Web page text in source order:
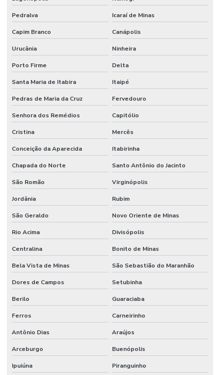
Pedralva Icaraí de Minas
Capim Branco Canápolis
Urucânia Ninheira
Porto Firme Delta
Santa Maria de Itabira Itaipé
Pedras de Maria da Cruz Fervedouro
Senhora dos Remédios Capitólio
Cristina Mercês
Conceição da Aparecida Itabirinha
Chapada do Norte Santo Antônio do Jacinto
São Romão Virginópolis
Jordânia Rubim
São Geraldo Novo Oriente de Minas
Rio Acima Divisópolis
Centralina Bonito de Minas
Bela Vista de Minas São Sebastião do Maranhão
Dores de Campos Setubinha
Berilo Guaraciaba
Ferros Carneirinho
Antônio Dias Araújos
Arceburgo Buenópolis
Ipuiúna Piranguinho